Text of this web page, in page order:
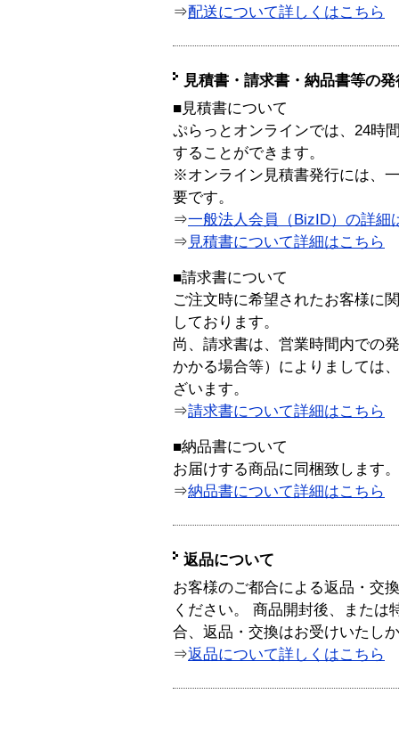
⇒配送について詳しくはこちら
見積書・請求書・納品書等の
■見積書について
ぷらっとオンラインでは、24時
することができます。
※オンライン見積書発行には、
要です。
⇒一般法人会員（BizID）の詳細
⇒ 見積書について詳細はこちら
■請求書について
ご注文時に希望されたお客様に
しております。
尚、請求書は、営業時間内での
かかる場合等）によりましては
ざいます。
⇒請求書について詳細はこちら
■納品書について
お届けする商品に同梱致します。
⇒納品書について詳細はこちら
返品について
お客様のご都合による返品・交
ください。 商品開封後、または
合、返品・交換はお受けいたし
⇒返品について詳しくはこちら